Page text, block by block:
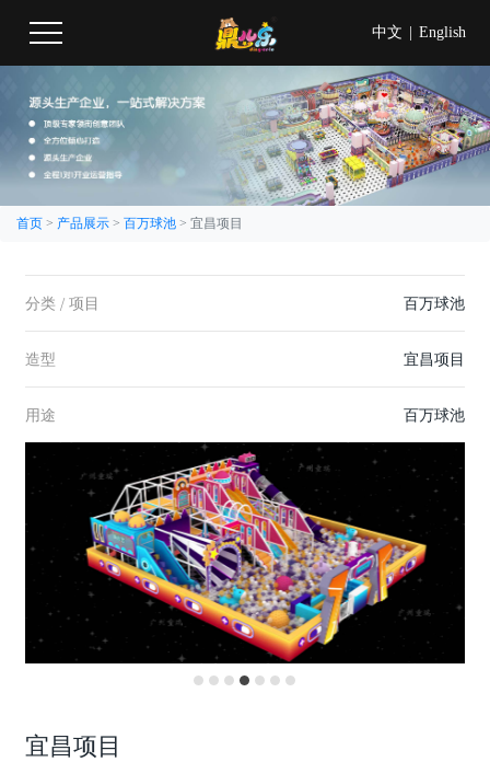
中文 English
首页 > 产品展示 > 百万球池 > 宜昌项目
分类 / 项目 百万球池
造型 宜昌项目
用途 百万球池
宜昌项目